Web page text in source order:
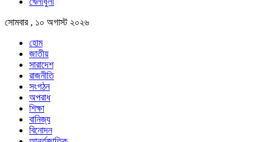
সোমবার , ১০ অগাস্ট ২০২৬
হোম
জাতীয়
সারাদেশ
রাজনীতি
সংগঠন
অপরাধ
শিক্ষা
বানিজ্য
বিনোদন